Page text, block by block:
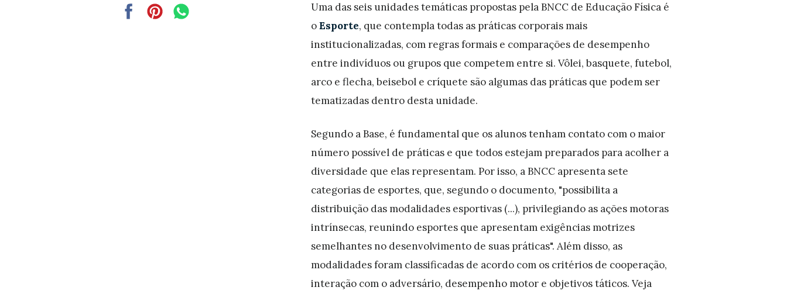
Uma das seis unidades temáticas propostas pela BNCC de Educação Física é
oEsporte, que contempla todas as práticas corporais mais
institucionalizadas, com regras formais e comparações de desempenho
entre indivíduos ou grupos que competem entre si. Vôlei, basquete, futebol,
arco e flecha, beisebol e críquete são algumas das práticas que podem ser
tematizadas dentro desta unidade.
Segundo a Base, é fundamental que os alunos tenham contato com o maior
número possível de práticas e que todos estejam preparados para acolher a
diversidade que elas representam. Por isso, a BNCC apresenta sete
categorias de esportes, que, segundo o documento, "possibilita a
distribuição das modalidades esportivas (...), privilegiando as ações motoras
intrínsecas, reunindo esportes que apresentam exigências motrizes
semelhantes no desenvolvimento de suas práticas". Além disso, as
modalidades foram classificadas de acordo com os critérios de cooperação,
interação com o adversário, desempenho motor e objetivos táticos. Veja